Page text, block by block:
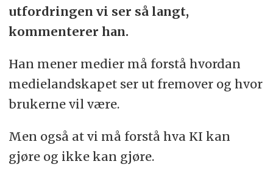
utfordringen vi ser så langt,
kommenterer han.
Han mener medier må forstå hvordan
medielandskapet ser ut fremover og hvor
brukerne vil være.
Men også at vi må forstå hva KI kan
gjøre og ikke kan gjøre.